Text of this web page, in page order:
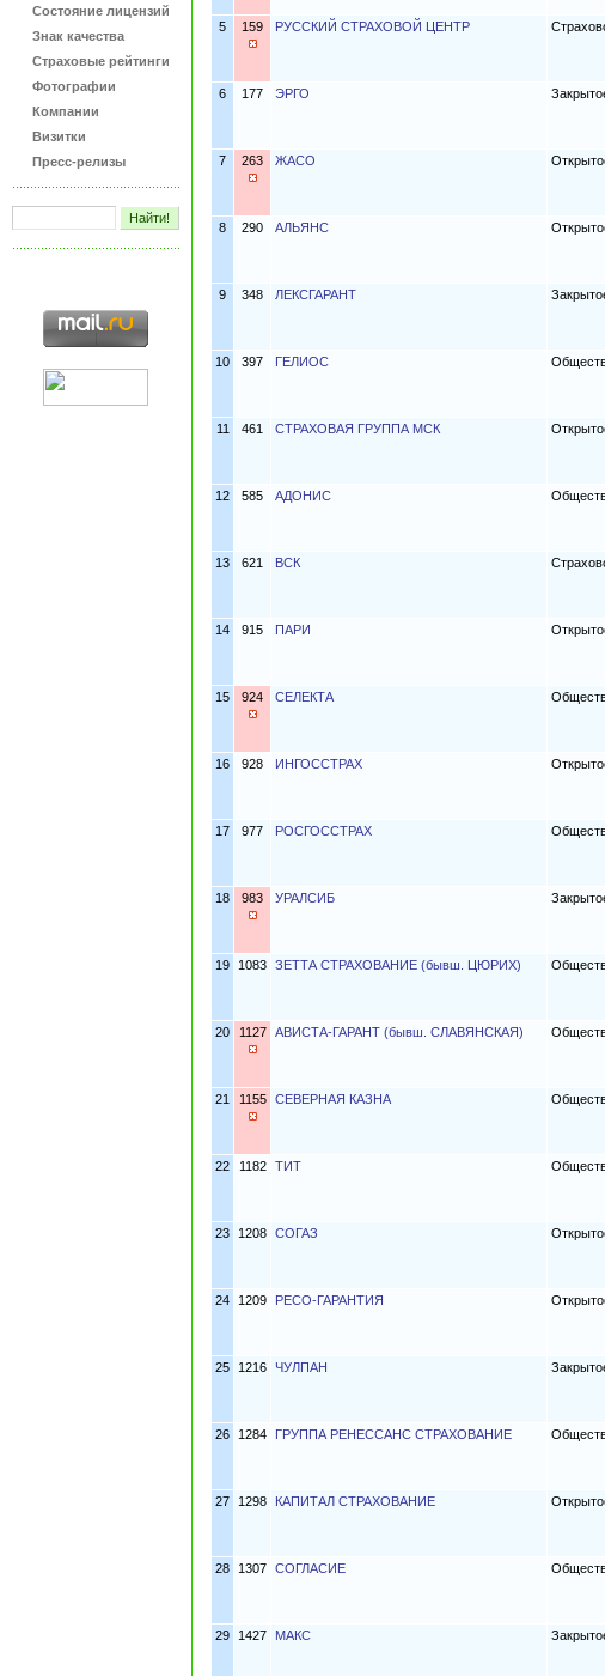
Состояние лицензий
Знак качества
Страховые рейтинги
Фотографии
Компании
Визитки
Пресс-релизы
5 159 РУССКИЙ СТРАХОВОЙ ЦЕНТР
6 177 ЭРГО
7 263 ЖАСО
8 290 АЛЬЯНС
9 348 ЛЕКСГАРАНТ
10 397 ГЕЛИОС
11 461 СТРАХОВАЯ ГРУППА МСК
12 585 АДОНИС
13 621 ВСК
14 915 ПАРИ
15 924 СЕЛЕКТА
16 928 ИНГОССТРАХ
17 977 РОСГОССТРАХ
18 983 УРАЛСИБ
19 1083 ЗЕТТА СТРАХОВАНИЕ (бывш. ЦЮРИХ)
20 1127 АВИСТА-ГАРАНТ (бывш. СЛАВЯНСКАЯ)
21 1155 СЕВЕРНАЯ КАЗНА
22 1182 ТИТ
23 1208 СОГАЗ
24 1209 РЕСО-ГАРАНТИЯ
25 1216 ЧУЛПАН
26 1284 ГРУППА РЕНЕССАНС СТРАХОВАНИЕ
27 1298 КАПИТАЛ СТРАХОВАНИЕ
28 1307 СОГЛАСИЕ
29 1427 МАКС